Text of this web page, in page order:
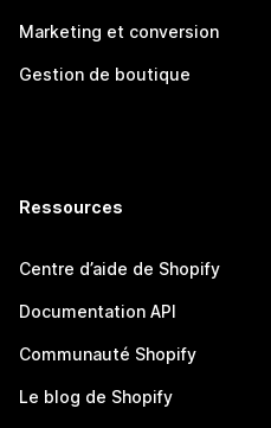
Marketing et conversion
Gestion de boutique
Ressources
Centre d’aide de Shopify
Documentation API
Communauté Shopify
Le blog de Shopify